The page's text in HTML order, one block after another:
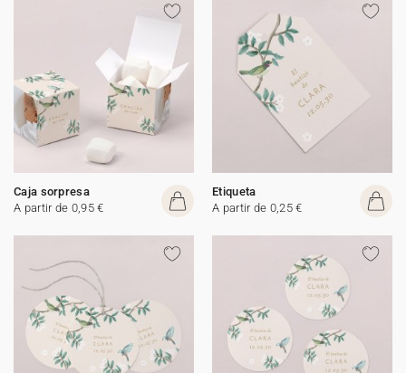
Caja sorpresa
A partir de 0,95 €
Etiqueta
A partir de 0,25 €